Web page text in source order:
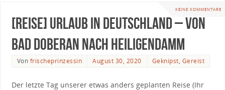
KEINE KOMMENTARE
[Reise] Urlaub in Deutschland – Von
Bad Doberan nach Heiligendamm
Von frischeprinzessin August 30, 2020 Geknipst, Gereist
Der letzte Tag unserer etwas anders geplanten Reise (Ihr